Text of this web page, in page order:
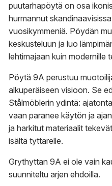
puutarhapöytä on osa
hurmannut
vuosikymmeniä. Pöydän
keskusteluun ja luo
lehtimajaan kuin modernille
Pöytä 9A perustuu
alkuperäiseen visioon. Se
Stålmöblerin ydintä:
vaan paranee käytön ja
ja harkitut materiaalit
isältä tyttärelle.
Grythyttan 9A ei ole vain
suunniteltu arjen ehdoilla.